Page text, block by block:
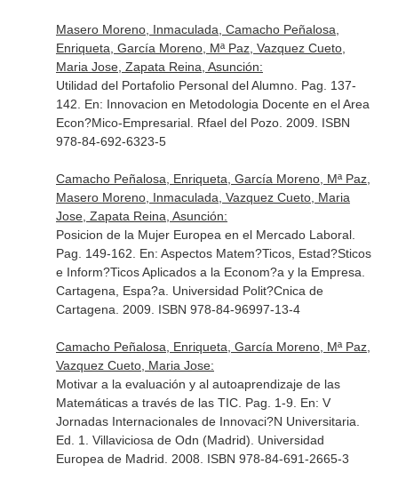
Masero Moreno, Inmaculada, Camacho Peñalosa,
Enriqueta, García Moreno, Mª Paz, Vazquez Cueto,
Maria Jose, Zapata Reina, Asunción:
Utilidad del Portafolio Personal del Alumno. Pag. 137-
142. En: Innovacion en Metodologia Docente en el Area
Econ?Mico-Empresarial. Rfael del Pozo. 2009. ISBN
978-84-692-6323-5
Camacho Peñalosa, Enriqueta, García Moreno, Mª Paz,
Masero Moreno, Inmaculada, Vazquez Cueto, Maria
Jose, Zapata Reina, Asunción:
Posicion de la Mujer Europea en el Mercado Laboral.
Pag. 149-162. En: Aspectos Matem?Ticos, Estad?Sticos
e Inform?Ticos Aplicados a la Econom?a y la Empresa
Cartagena, Espa?a. Universidad Polit?Cnica de
Cartagena. 2009. ISBN 978-84-96997-13-4
Camacho Peñalosa, Enriqueta, García Moreno, Mª Paz,
Vazquez Cueto, Maria Jose:
Motivar a la evaluación y al autoaprendizaje de las
Matemáticas a través de las TIC. Pag. 1-9. En: V
Jornadas Internacionales de Innovaci?N Universitaria
Ed. 1. Villaviciosa de Odn (Madrid). Universidad
Europea de Madrid. 2008. ISBN 978-84-691-2665-3